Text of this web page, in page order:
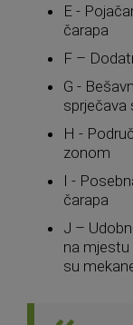
E -
čarapa
F –
G -
sprječava
H -
zonom
I -
čarapa
J –
na mjestu
su